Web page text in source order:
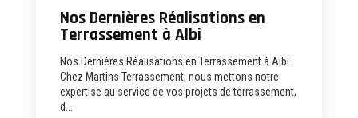
Nos Dernières Réalisations en
Terrassement à Albi
Nos Dernières Réalisations en Terrassement à Albi
Chez Martins Terrassement, nous mettons notre
expertise au service de vos projets de terrassement,
d...